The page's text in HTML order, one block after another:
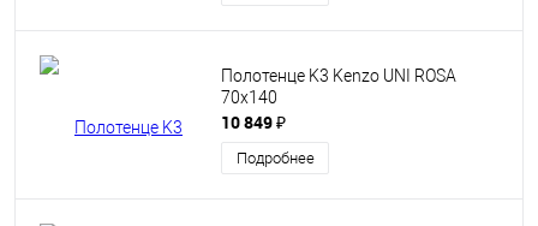
Полотенце K3 Kenzo UNI ROSA
70x140
10 849 ₽
Подробнее